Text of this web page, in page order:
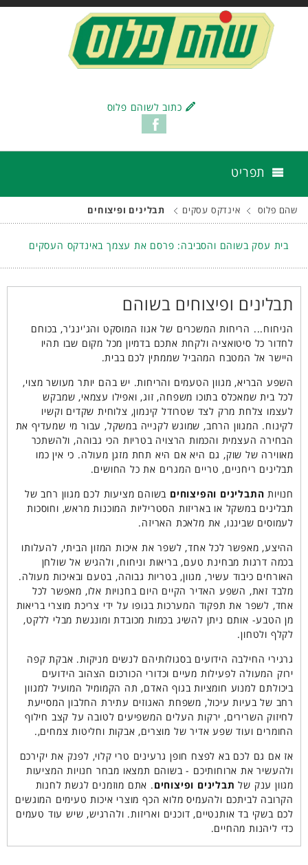
כתוב לשוהם פלוס
תפריט
שהם פלוס אינדקס עסקים תבלינים ופיצוחים
בית עסק בשוהם והסביבה: פרסם את עצמך באינדקס העסקים
תבלינים ופיצוחים בשוהם
הניחוח... הריחות המשכרים של אגוז המוסקט והג'ינג'ר, בכוחם
לחדור כל סיטואציה ולקחת אתכם בדמיון מכל מקום שבו תהיו
היישר אל המטבח המהביל שממתין לכם בבית.
השפע הבריא, מגוון הטעמים והריחות. יש בהם יותר מעושר מצוי,
לכל בית שמאכלס בתוכו משפחה, זוג, ואפילו עצמאי, שמבקש
לעצמו צלחת מרק לצד שטרודל קינמון, צלוחית שקדים וקשיו
לקינוח. המגוון הרחב, שמוגש לקנייה במשקל, עבור מי שמעדיף את
הבחירה העצמית והכמות הרצויה בטריות הכי גבוהה, ולהשתכר
מאווירה של שוק, גם היא אם היא תחת מזגן מעולה. כי אין כמו
תבלינים ריחניים, טריים המגרים את כל החושים.
חנויות התבלינים והפיצוחים בשוהם מציעות לכם מגוון רחב של
תבלינים במשקל או באריזות הסטריליות המוכנות מראש, וחוסכות
לעמוסים שביננו, את מלאכת האריזה.
ההיצע, מאפשר לכל אחד, לשפר את איכות המזון הביתי, להעלותו
בכמה דרגות מבחינת טעם, בריאות וניחוח, ולהגיש אל שולחן
האורחים כיבוד עשיר, מגוון, בטריות גבוהה, בטעם ובאיכות מעולה.
מלבד זאת, השפע האדיר הקיים היום בחנויות אלו, מאפשר לכל
אחד, לשפר את תפקוד המערכות בגופו על ידי צריכת מוצרי בריאות
מן הטבע- אותם ניתן להשיג בכמות מכובדת ומונגשת מבלי ללקט,
לקלף ולטחון.
גרגירי החילבה הידועים בסגולותיהם לנשים מניקות. אבקת קפה
ירוק המעולה לפעילות מעיים וכדורי הכורכום הצהוב הידועים
ביכולתם למנוע חומציות בגוף האדם, תה הקמומיל המועיל למגוון
רחב של בעיות עיכול, משפחת האגוזים עתירת החלבון המסייעת
לחיזוק השרירים, ירקות העלים המשפיעים לטובה על קצב חילוף
החומרים ועוד שפע אדיר של מוצרים, אבקות וחליטות צמחים,.
אז אם גם לכם בא לפצח חופן גרעינים טרי קלוי, לפנק את יקירכם
ולהעשיר את ארוחותיכם - בשוהם תמצאו מבחר חנויות המציעות
מגוון ענק של תבלינים ופיצוחים. אתם מוזמנים לגשת לחנות
הקרובה לביתכם ולהעמיס מלוא הכף מוצרי איכות טעימים המוגשים
לכם בשקי בד אותנטיים, דוכנים ואריזות. ולהרגיש, שיש עוד טעמים
כדי ליהנות מהחיים.